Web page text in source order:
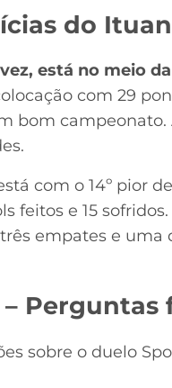
do
está no meio
com 29
bom
com o 14º pior
feitos e 15
empates e uma
Perguntas
sobre o duelo